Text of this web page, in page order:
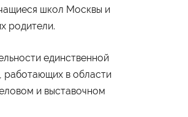
школ Москвы и
родители.
единственной
работающих в области
и выставочном